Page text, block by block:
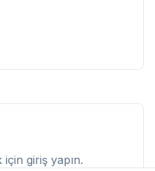
giriş yapın.